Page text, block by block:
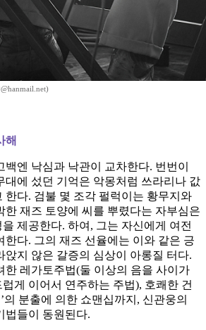
해
엔 낙심과 낙관이 교차한다. 번번이
대에 섰던 기억은 악몽처럼 쓰라리나 값
한다. 검불 몇 조각 펄럭이는 황무지와
한 재즈 토양에 씨를 뿌렸다는 자부심은
제공한다. 하여, 그는 자신에게 여전
한다. 그의 재즈 선율에는 이와 같은 긍
앉지 않은 갈증의 심상이 아롱질 터다.
한 레가토주법(둘 이상의 음을 사이가
게 이어서 연주하는 주법), 호쾌한 건
의 분출에 의한 쇼맨십까지, 신관웅의
법들이 동원된다.